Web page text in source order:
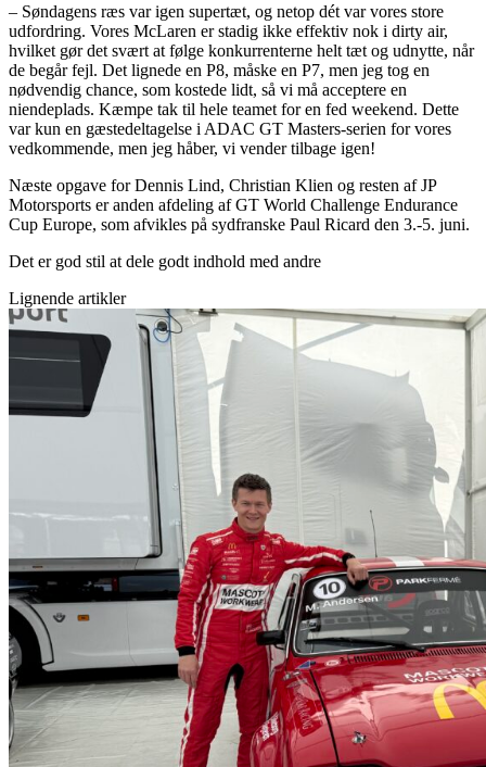
– Søndagens ræs var igen supertæt, og netop dét var vores store
udfordring. Vores McLaren er stadig ikke effektiv nok i dirty air,
hvilket gør det svært at følge konkurrenterne helt tæt og udnytte, når
de begår fejl. Det lignede en P8, måske en P7, men jeg tog en
nødvendig chance, som kostede lidt, så vi må acceptere en
niendeplads. Kæmpe tak til hele teamet for en fed weekend. Dette
var kun en gæstedeltagelse i ADAC GT Masters-serien for vores
vedkommende, men jeg håber, vi vender tilbage igen!
Næste opgave for Dennis Lind, Christian Klien og resten af JP
Motorsports er anden afdeling af GT World Challenge Endurance
Cup Europe, som afvikles på sydfranske Paul Ricard den 3.-5. juni.
Det er god stil at dele godt indhold med andre
Lignende artikler